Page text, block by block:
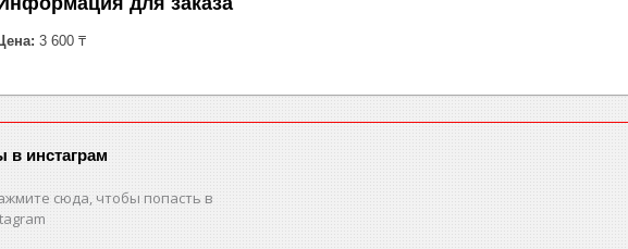
3 600 ₸
в инстаграм
сюда, чтобы попасть в